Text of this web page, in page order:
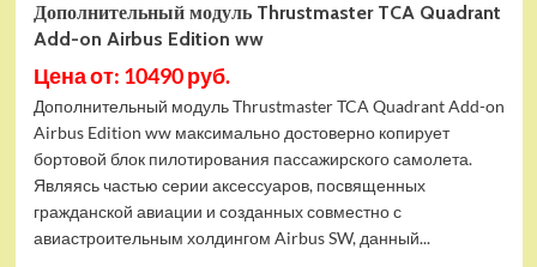
Дополнительный модуль Thrustmaster TCA Quadrant
Add-on Airbus Edition ww
Цена от: 10490 руб.
Дополнительный модуль Thrustmaster TCA Quadrant Add-on
Airbus Edition ww максимально достоверно копирует
бортовой блок пилотирования пассажирского самолета.
Являясь частью серии аксессуаров, посвященных
гражданской авиации и созданных совместно с
авиастроительным холдингом Airbus SW, данный...